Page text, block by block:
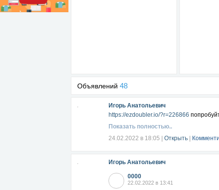
Объявлений 48
Игорь Анатольевич
https://ezdoubler.io/?r=226866
Показать полностью..
24.02.2022 в 18:05
Открыть
Игорь Анатольевич
0000
22.02.2022 в 13:41